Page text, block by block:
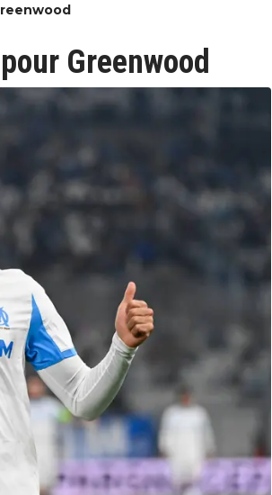
Greenwood